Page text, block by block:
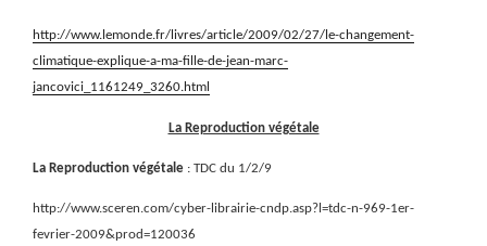
http://www.lemonde.fr/livres/article/2009/02/27/le-changement-
climatique-explique-a-ma-fille-de-jean-marc-
jancovici_1161249_3260.html
La Reproduction végétale
La Reproduction végétale : TDC du 1/2/9
http://www.sceren.com/cyber-librairie-cndp.asp?l=tdc-n-969-1er-
fevrier-2009&prod=120036